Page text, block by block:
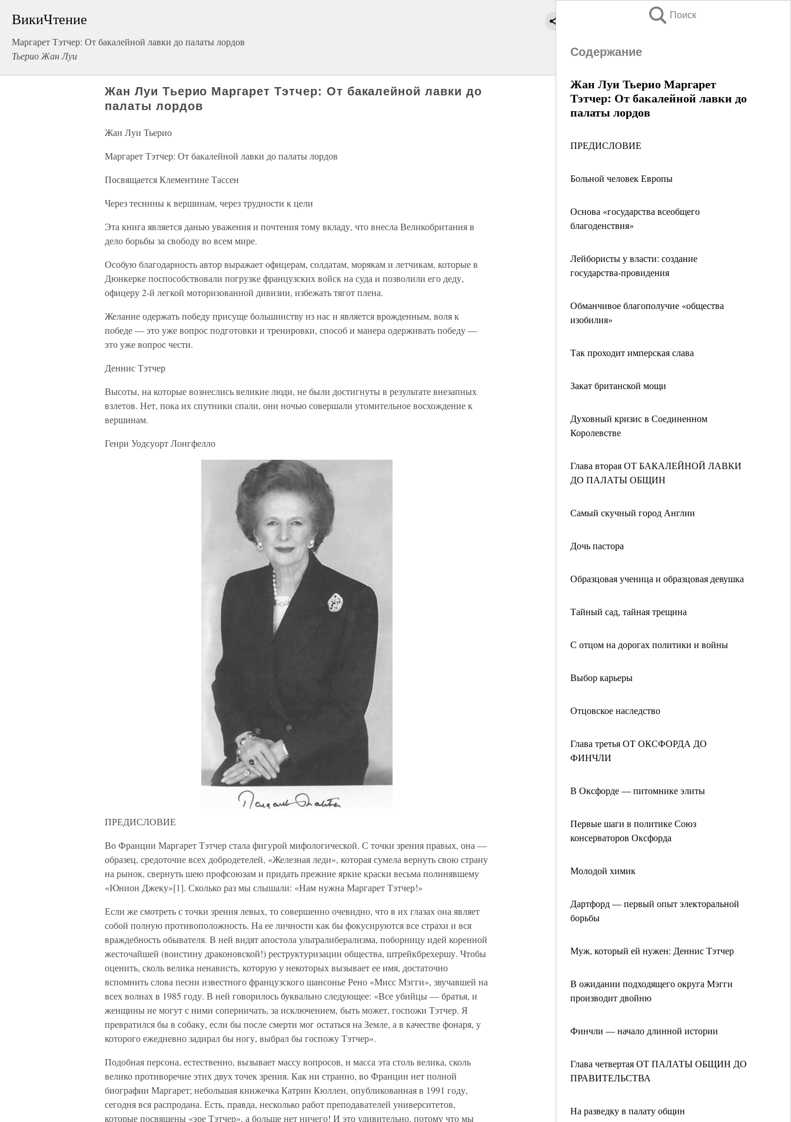
ВикиЧтение
Маргарет Тэтчер: От бакалейной лавки до палаты лордов
Тьерио Жан Луи
Поиск
Содержание
Жан Луи Тьерио Маргарет
Тэтчер: От бакалейной лавки до
палаты лордов
ПРЕДИСЛОВИЕ
Больной человек Европы
Основа «государства всеобщего
благоденствия»
Лейбористы у власти: создание
государства-провидения
Обманчивое благополучие «общества
изобилия»
Так проходит имперская слава
Закат британской мощи
Духовный кризис в Соединенном
Королевстве
Глава вторая ОТ БАКАЛЕЙНОЙ ЛАВКИ
ДО ПАЛАТЫ ОБЩИН
Самый скучный город Англии
Дочь пастора
Образцовая ученица и образцовая девушка
Тайный сад, тайная трещина
С отцом на дорогах политики и войны
Выбор карьеры
Отцовское наследство
Глава третья ОТ ОКСФОРДА ДО
ФИНЧЛИ
В Оксфорде — питомнике элиты
Первые шаги в политике Союз
консерваторов Оксфорда
Молодой химик
Дартфорд — первый опыт электоральной
борьбы
Муж, который ей нужен: Деннис Тэтчер
В ожидании подходящего округа Мэгги
производит двойню
Финчли — начало длинной истории
Глава четвертая ОТ ПАЛАТЫ ОБЩИН ДО
ПРАВИТЕЛЬСТВА
На разведку в палату общин
Жан Луи Тьерио Маргарет Тэтчер: От бакалейной лавки до
палаты лордов
Жан Луи Тьерио
Маргарет Тэтчер: От бакалейной лавки до палаты лордов
Посвящается Клементине Тассен
Через теснины к вершинам, через трудности к цели
Эта книга является данью уважения и почтения тому вкладу, что внесла Великобритания в
дело борьбы за свободу во всем мире.
Особую благодарность автор выражает офицерам, солдатам, морякам и летчикам, которые в
Дюнкерке поспособствовали погрузке французских войск на суда и позволили его деду,
офицеру 2-й легкой моторизованной дивизии, избежать тягот плена.
Желание одержать победу присуще большинству из нас и является врожденным, воля к
победе — это уже вопрос подготовки и тренировки, способ и манера одерживать победу —
это уже вопрос чести.
Деннис Тэтчер
Высоты, на которые вознеслись великие люди, не были достигнуты в результате внезапных
взлетов. Нет, пока их спутники спали, они ночью совершали утомительное восхождение к
вершинам.
Генри Уодсуорт Лонгфелло
ПРЕДИСЛОВИЕ
Во Франции Маргарет Тэтчер стала фигурой мифологической. С точки зрения правых, она —
образец, средоточие всех добродетелей, «Железная леди», которая сумела вернуть свою страну
на рынок, свернуть шею профсоюзам и придать прежние яркие краски весьма полинявшему
«Юнион Джеку»[1]. Сколько раз мы слышали: «Нам нужна Маргарет Тэтчер!»
Если же смотреть с точки зрения левых, то совершенно очевидно, что в их глазах она являет
собой полную противоположность. На ее личности как бы фокусируются все страхи и вся
враждебность обывателя. В ней видят апостола ультралиберализма, поборницу идей коренной
жесточайшей (воистину драконовской!) реструктуризации общества, штрейкбрехершу. Чтобы
оценить, сколь велика ненависть, которую у некоторых вызывает ее имя, достаточно
вспомнить слова песни известного французского шансонье Рено «Мисс Мэгги», звучавшей на
всех волнах в 1985 году. В ней говорилось буквально следующее: «Все убийцы — братья, и
женщины не могут с ними соперничать, за исключением, быть может, госпожи Тэтчер. Я
превратился бы в собаку, если бы после смерти мог остаться на Земле, а в качестве фонаря, у
которого ежедневно задирал бы ногу, выбрал бы госпожу Тэтчер».
Подобная персона, естественно, вызывает массу вопросов, и масса эта столь велика, сколь
велико противоречие этих двух точек зрения. Как ни странно, во Франции нет полной
биографии Маргарет; небольшая книжечка Катрин Кюллен, опубликованная в 1991 году,
сегодня вся распродана. Есть, правда, несколько работ преподавателей университетов,
которые посвящены «эре Тэтчер», а больше нет ничего! И это удивительно, потому что мы